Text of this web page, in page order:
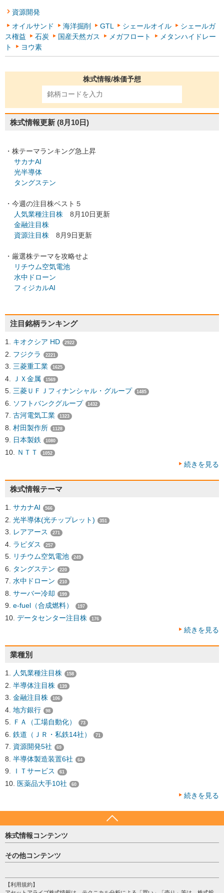
資源開発
オイルサンド
海洋掘削 GTL シェールオイル
シェールガ
ス権益
石炭 国産天然ガス メガフロート
メタンハイドレー
ト
ヨウ素
株式情報/株価予想
株式情報更新 (8月10日)
・株テーマランキング急上昇
サカナAI
光半導体
タングステン
・今週の注目株ベスト５
人気業種注目株 8月10日更新
金融注目株
資源注目株 8月9日更新
・厳選株テーマを攻略せよ
リチウム空気電池
水中ドローン
フィジカルAI
注目銘柄ランキング
キオクシア HD 2922
フジクラ 2221
三菱重工業 1625
ＪＸ金属 1569
三菱ＵＦＪフィナンシャル・グループ 1485
ソフトバンクグループ 1432
古河電気工業 1323
村田製作所 1128
日本製鉄 1080
ＮＴＴ 1052
続きを見る
株式情報テーマ
サカナAI 566
光半導体(光チップレット) 351
レアアース 271
ラピダス 257
リチウム空気電池 249
タングステン 220
水中ドローン 210
サーバー冷却 199
e-fuel（合成燃料） 197
データセンター注目株 176
続きを見る
業種別
人気業種注目株 158
半導体注目株 139
金融注目株 106
地方銀行 98
ＦＡ（工場自動化） 73
鉄道（ＪＲ・私鉄14社） 71
資源開発5社 69
半導体製造装置6社 64
ＩＴサービス 61
医薬品大手10社 60
続きを見る
株式情報コンテンツ
日経平均
売買シグナル
株テーマ情報
その他コンテンツ
個人情報保護方針
【利用規約】